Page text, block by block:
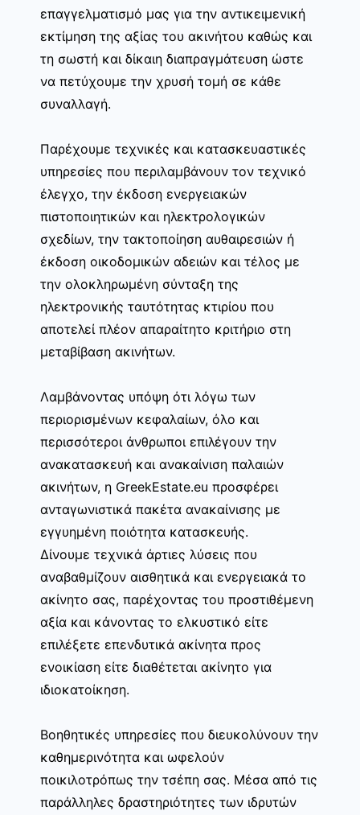
επαγγελματισμό μας για την αντικειμενική
εκτίμηση της αξίας του ακινήτου καθώς και
τη σωστή και δίκαιη διαπραγμάτευση ώστε
να πετύχουμε την χρυσή τομή σε κάθε
συναλλαγή.
Παρέχουμε τεχνικές και κατασκευαστικές
υπηρεσίες που περιλαμβάνουν τον τεχνικό
έλεγχο, την έκδοση ενεργειακών
πιστοποιητικών και ηλεκτρολογικών
σχεδίων, την τακτοποίηση αυθαιρεσιών ή
έκδοση οικοδομικών αδειών και τέλος με
την ολοκληρωμένη σύνταξη της
ηλεκτρονικής ταυτότητας κτιρίου που
αποτελεί πλέον απαραίτητο κριτήριο στη
μεταβίβαση ακινήτων.
Λαμβάνοντας υπόψη ότι λόγω των
περιορισμένων κεφαλαίων, όλο και
περισσότεροι άνθρωποι επιλέγουν την
ανακατασκευή και ανακαίνιση παλαιών
ακινήτων, η GreekEstate.eu προσφέρει
ανταγωνιστικά πακέτα ανακαίνισης με
εγγυημένη ποιότητα κατασκευής.
Δίνουμε τεχνικά άρτιες λύσεις που
αναβαθμίζουν αισθητικά και ενεργειακά το
ακίνητο σας, παρέχοντας του προστιθέμενη
αξία και κάνοντας το ελκυστικό είτε
επιλέξετε επενδυτικά ακίνητα προς
ενοικίαση είτε διαθέτεται ακίνητο για
ιδιοκατοίκηση.
Βοηθητικές υπηρεσίες που διευκολύνουν την
καθημερινότητα και ωφελούν
ποικιλοτρόπως την τσέπη σας. Μέσα από τις
παράλληλες δραστηριότητες των ιδρυτών